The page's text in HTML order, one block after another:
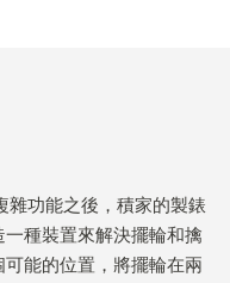
功能之後，積家的製錶
種裝置來解決擺輪和擒
能的位置，將擺輪在兩